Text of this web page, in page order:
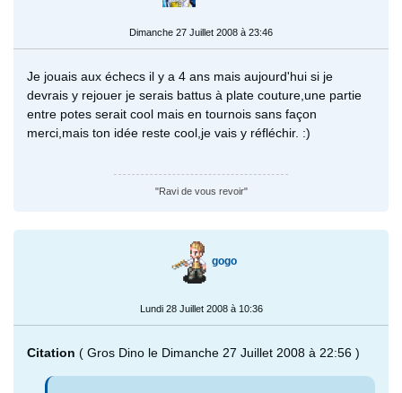
Dimanche 27 Juillet 2008 à 23:46
Je jouais aux échecs il y a 4 ans mais aujourd'hui si je
devrais y rejouer je serais battus à plate couture,une partie
entre potes serait cool mais en tournois sans façon
merci,mais ton idée reste cool,je vais y réfléchir. :)
"Ravi de vous revoir"
gogo
Lundi 28 Juillet 2008 à 10:36
Citation ( Gros Dino le Dimanche 27 Juillet 2008 à 22:56 )